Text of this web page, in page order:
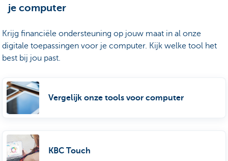
je computer
Krijg financiële ondersteuning op jouw maat in al onze
digitale toepassingen voor je computer. Kijk welke tool het
best bij jou past.
Vergelijk onze tools voor computer
KBC Touch